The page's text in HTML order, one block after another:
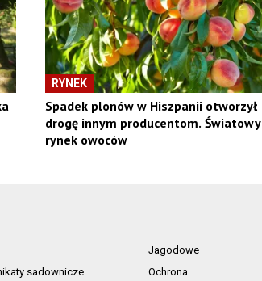
RYNEK
Spadek plonów w Hiszpanii otworzył
drogę innym producentom. Światowy
rynek owoców
Jagodowe
sadownicze
Ochrona